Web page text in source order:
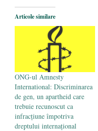
octombrie 2019
Parada
Articole similare
ONG-ul Amnesty
International: Discriminarea
de gen, un apartheid care
trebuie recunoscut ca
infracţiune împotriva
dreptului internațional